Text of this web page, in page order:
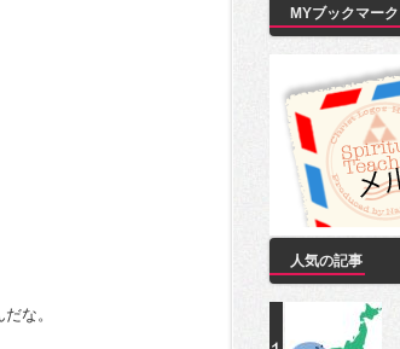
な。
MYブックマーク
人気の記事